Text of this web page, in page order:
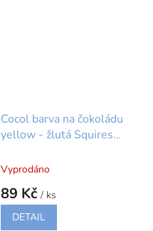
Cocol barva na čokoládu
yellow - žlutá Squires
Vyprodáno
89 Kč / ks
DETAIL